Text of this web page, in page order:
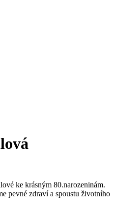
ke krásným 80.narozeninám.
pevné zdraví a spoustu životního